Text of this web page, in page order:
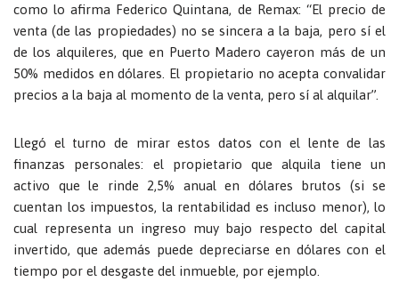
como lo afirma Federico Quintana, de Remax: “El precio de
venta (de las propiedades) no se sincera a la baja, pero sí el
de los alquileres, que en Puerto Madero cayeron más de un
50% medidos en dólares. El propietario no acepta convalidar
precios a la baja al momento de la venta, pero sí al alquilar”.
Llegó el turno de mirar estos datos con el lente de las
finanzas personales: el propietario que alquila tiene un
activo que le rinde 2,5% anual en dólares brutos (si se
cuentan los impuestos, la rentabilidad es incluso menor), lo
cual representa un ingreso muy bajo respecto del capital
invertido, que además puede depreciarse en dólares con el
tiempo por el desgaste del inmueble, por ejemplo.